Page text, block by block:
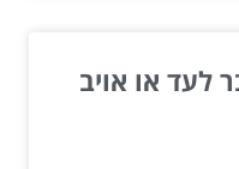
לעד או אויב